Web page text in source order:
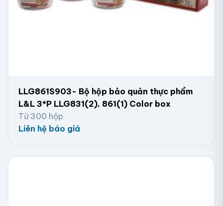
LLG861S903- Bộ hộp bảo quản thực phẩm
L&L 3*P LLG831(2), 861(1) Color box
Từ 300 hộp
Liên hệ báo giá